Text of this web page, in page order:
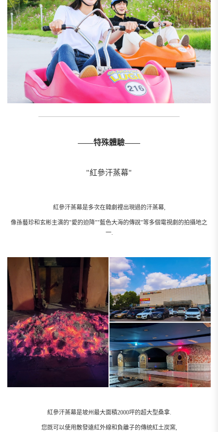
——特殊體驗——
"紅參汗蒸幕"
紅參汗蒸幕是多次在韓劇裡出現過的汗蒸幕,
像孫藝珍和玄彬主演的"愛的迫降""藍色大海的傳說"等多個電視劇的拍攝地之
一.
紅參汗蒸幕是坡州最大面積2000坪的超大型桑拿.
您既可以使用散發遠紅外線和負離子的傳統紅土炭窯,